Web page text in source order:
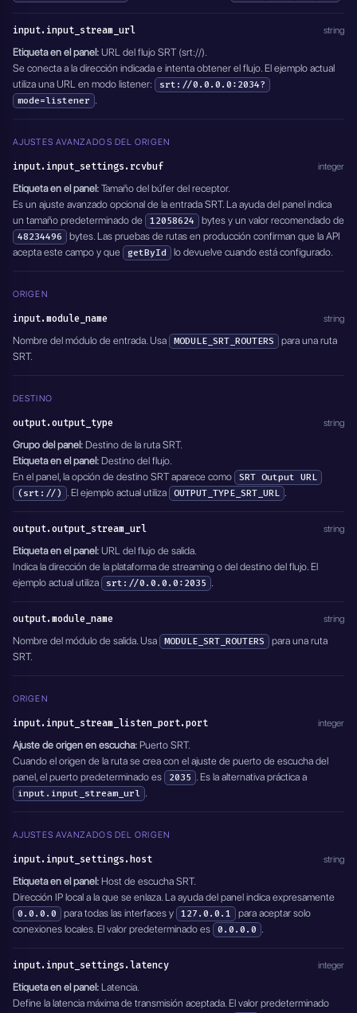
input.input_stream_url string
Etiqueta en el panel: URL del flujo SRT (srt://).
Se conecta a la dirección indicada e intenta obtener el flujo. El ejemplo actual
utiliza una URL en modo listener:
srt://0.0.0.0:2034?
mode=listener .
AJUSTES AVANZADOS DEL ORIGEN
input.input_settings.rcvbuf integer
Etiqueta en el panel: Tamaño del búfer del receptor.
Es un ajuste avanzado opcional de la entrada SRT. La ayuda del panel indica
un tamaño predeterminado de 12058624
bytes y un valor recomendado de
48234496
bytes. Las pruebas de rutas en producción confirman que la API
acepta este campo y que getById lo devuelve cuando está configurado.
ORIGEN
input.module_name string
Nombre del módulo de entrada. Usa MODULE_SRT_ROUTERS
para una ruta
SRT.
DESTINO
output.output_type string
Grupo del panel: Destino de la ruta SRT.
Etiqueta en el panel: Destino del flujo.
En el panel, la opción de destino SRT aparece como SRT Output URL
(srt://) . El ejemplo actual utiliza OUTPUT_TYPE_SRT_URL .
output.output_stream_url string
Etiqueta en el panel: URL del flujo de salida.
Indica la dirección de la plataforma de streaming o del destino del flujo. El
ejemplo actual utiliza
srt://0.0.0.0:2035 .
output.module_name string
Nombre del módulo de salida. Usa MODULE_SRT_ROUTERS
para una ruta
SRT.
ORIGEN
input.input_stream_listen_port.port integer
Ajuste de origen en escucha: Puerto SRT.
Cuando el origen de la ruta se crea con el ajuste de puerto de escucha del
panel, el puerto predeterminado es
2035 . Es la alternativa práctica a
input.input_stream_url .
AJUSTES AVANZADOS DEL ORIGEN
input.input_settings.host string
Etiqueta en el panel: Host de escucha SRT.
Dirección IP local a la que se enlaza. La ayuda del panel indica expresamente
0.0.0.0
para todas las interfaces y 127.0.0.1
para aceptar solo
conexiones locales. El valor predeterminado es 0.0.0.0 .
input.input_settings.latency integer
Etiqueta en el panel: Latencia.
Define la latencia máxima de transmisión aceptada. El valor predeterminado